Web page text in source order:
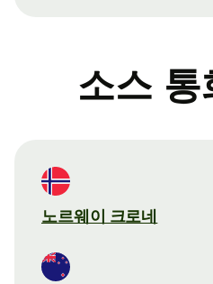
소스 통
노르웨이 크로네